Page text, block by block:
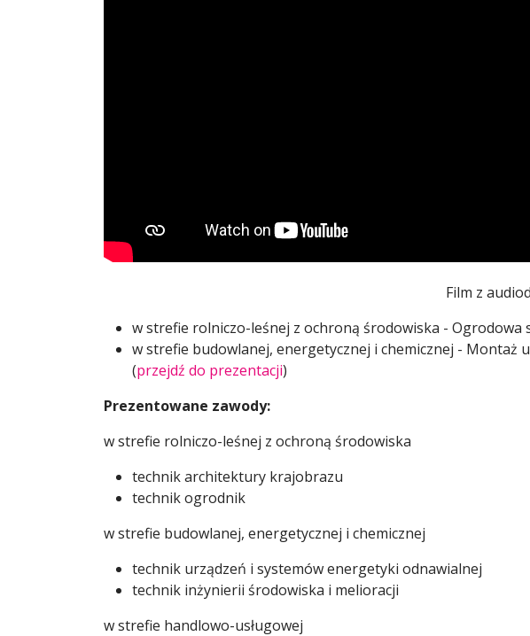
Film z
w strefie rolniczo-leśnej z ochroną środowiska - Ogrodowa
w strefie budowlanej, energetycznej i chemicznej -
(przejdź do prezentacji)
Prezentowane zawody:
w strefie rolniczo-leśnej z ochroną środowiska
technik architektury krajobrazu
technik ogrodnik
w strefie budowlanej, energetycznej i chemicznej
technik urządzeń i systemów energetyki odnawialnej
technik inżynierii środowiska i melioracji
w strefie handlowo-usługowej